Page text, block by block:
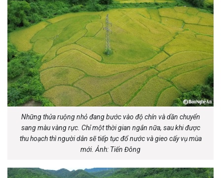
Những thửa ruộng nhỏ đang bước vào độ chín và dần chuyển
sang màu vàng rực. Chỉ một thời gian ngắn nữa, sau khi được
thu hoạch thì người dân sẽ tiếp tục đổ nước và gieo cấy vụ mùa
mới. Ảnh: Tiến Đông